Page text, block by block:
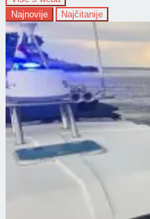
Najnovije
Najčitanije